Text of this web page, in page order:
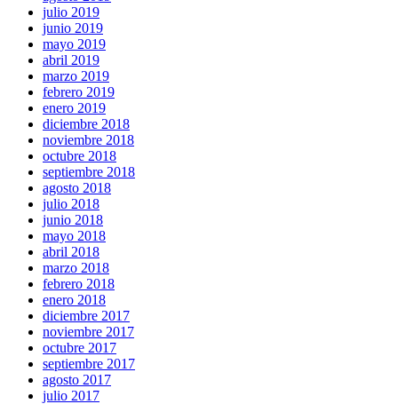
julio 2019
junio 2019
mayo 2019
abril 2019
marzo 2019
febrero 2019
enero 2019
diciembre 2018
noviembre 2018
octubre 2018
septiembre 2018
agosto 2018
julio 2018
junio 2018
mayo 2018
abril 2018
marzo 2018
febrero 2018
enero 2018
diciembre 2017
noviembre 2017
octubre 2017
septiembre 2017
agosto 2017
julio 2017